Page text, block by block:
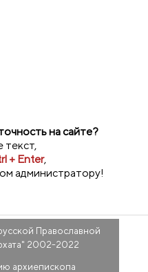
на сайте?
текст,
+ Enter,
администратору!
Православной
" 2002-2022
архиепископа